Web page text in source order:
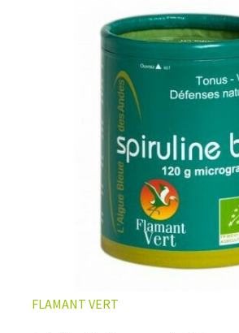
FLAMANT VERT